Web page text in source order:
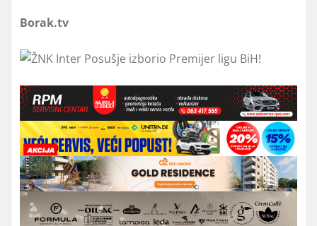
Borak.tv